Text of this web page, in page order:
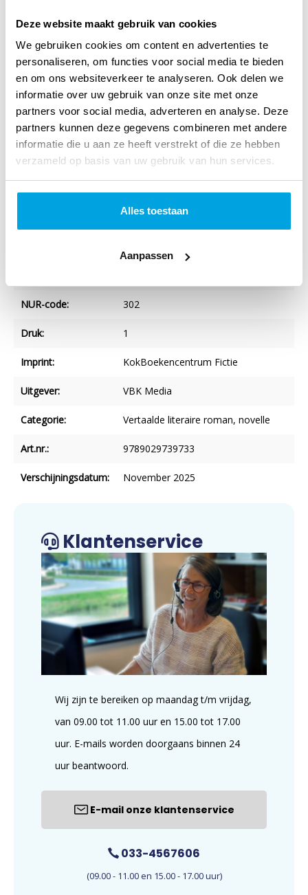
Deze website maakt gebruik van cookies
We gebruiken cookies om content en advertenties te
personaliseren, om functies voor social media te bieden
en om ons websiteverkeer te analyseren. Ook delen we
informatie over uw gebruik van onze site met onze
partners voor social media, adverteren en analyse. Deze
partners kunnen deze gegevens combineren met andere
informatie die u aan ze heeft verstrekt of die ze hebben
verzameld op basis van uw gebruik van hun services.
Alles toestaan
Aanpassen
voor koning David onder ogen te zien en lukt het haar om
standvastig te blijven nu al haar zekerheden zijn
weggevallen?
Specificaties
Titel: Moedig
Nederlands
NUR-code: 302
Druk: 1
Imprint: KokBoekencentrum Fictie
Uitgever: VBK Media
Categorie: Vertaalde literaire roman, novelle
Art.nr.: 9789029739733
Verschijningsdatum: November 2025
Klantenservice
Wij zijn te bereiken op maandag t/m vrijdag,
van 09.00 tot 11.00 uur en 15.00 tot 17.00
uur. E-mails worden doorgaans binnen 24
uur beantwoord.
E-mail onze klantenservice
033-4567606
(09.00 - 11.00 en 15.00 - 17.00 uur)